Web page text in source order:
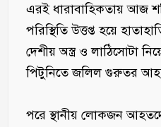
‎এরই ধারাবাহিকতায় আজ
পরিস্থিতি উত্তপ্ত হয়ে
দেশীয় অস্ত্র ও লাঠিসোটা
পিটুনিতে জলিল গুরুতর
‎পরে স্থানীয় লোকজন